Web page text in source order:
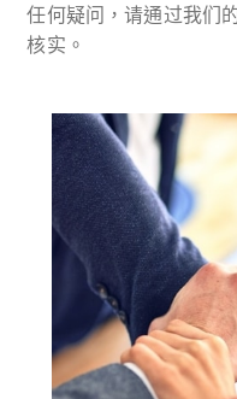
任何疑问，请通过我们
核实。